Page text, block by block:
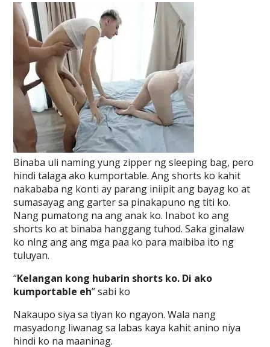
Binaba uli naming yung zipper ng sleeping bag, pero
hindi talaga ako kumportable. Ang shorts ko kahit
nakababa ng konti ay parang iniipit ang bayag ko at
sumasayag ang garter sa pinakapuno ng titi ko.
Nang pumatong na ang anak ko. Inabot ko ang
shorts ko at binaba hanggang tuhod. Saka ginalaw
ko nlng ang ang mga paa ko para maibiba ito ng
tuluyan.
“Kelangan kong hubarin shorts ko. Di ako
kumportable eh” sabi ko
Nakaupo siya sa tiyan ko ngayon. Wala nang
masyadong liwanag sa labas kaya kahit anino niya
hindi ko na maaninag.